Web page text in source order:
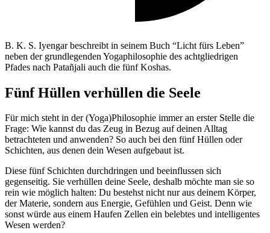
B. K. S. Iyengar beschreibt in seinem Buch “Licht fürs Leben”
neben der grundlegenden Yogaphilosophie des achtgliedrigen
Pfades nach Patañjali auch die fünf Koshas.
Fünf Hüllen verhüllen die Seele
Für mich steht in der (Yoga)Philosophie immer an erster Stelle die
Frage: Wie kannst du das Zeug in Bezug auf deinen Alltag
betrachteten und anwenden? So auch bei den fünf Hüllen oder
Schichten, aus denen dein Wesen aufgebaut ist.
Diese fünf Schichten durchdringen und beeinflussen sich
gegenseitig. Sie verhüllen deine Seele, deshalb möchte man sie so
rein wie möglich halten: Du bestehst nicht nur aus deinem Körper,
der Materie, sondern aus Energie, Gefühlen und Geist. Denn wie
sonst würde aus einem Haufen Zellen ein belebtes und intelligentes
Wesen werden?